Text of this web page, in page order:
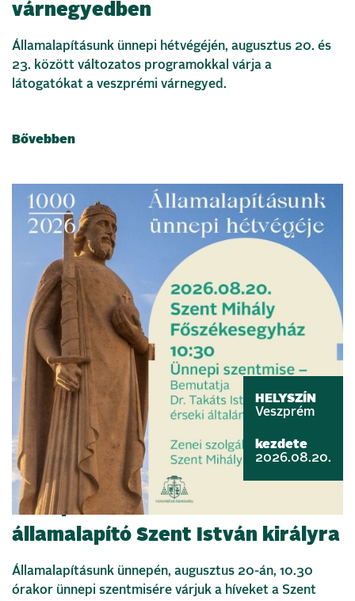
várnegyedben
Államalapításunk ünnepi hétvégéjén, augusztus 20. és
23. között változatos programokkal várja a
látogatókat a veszprémi várnegyed.
Bővebben
HELYSZÍN
Veszprém
kezdete
2026.08.20.
Ünnepi szentmisével emlékezünk
államalapító Szent István királyra
Államalapításunk ünnepén, augusztus 20-án, 10.30
órakor ünnepi szentmisére várjuk a híveket a Szent